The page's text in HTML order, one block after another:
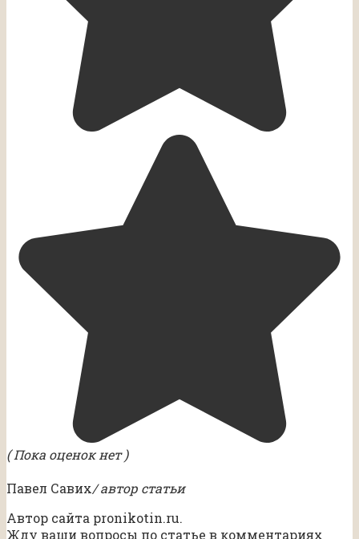
( Пока оценок нет )
Павел Савих/ автор статьи
Автор сайта pronikotin.ru.
Жду ваши вопросы по статье в комментариях